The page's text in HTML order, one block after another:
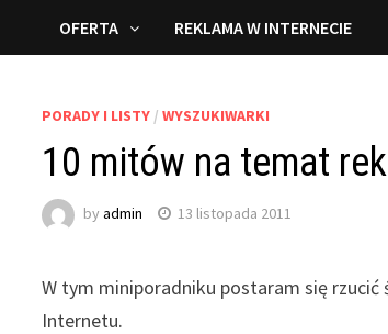
OFERTA REKLAMA W INTERNECIE
PORADY I LISTY /WYSZUKIWARKI
10 mitów na temat
byadmin 13 listopada 2011
W tym miniporadniku postaram się rzucić
Internetu.